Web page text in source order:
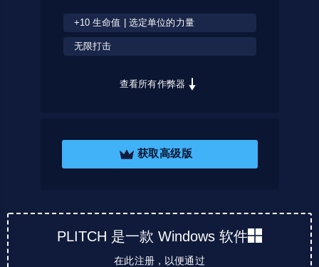
+10 生命值 | 选定单位的力量
无限打击
查看所有作弊器
获取高级版
PLITCH 是一款 Windows 软件
在此注册，以便通过